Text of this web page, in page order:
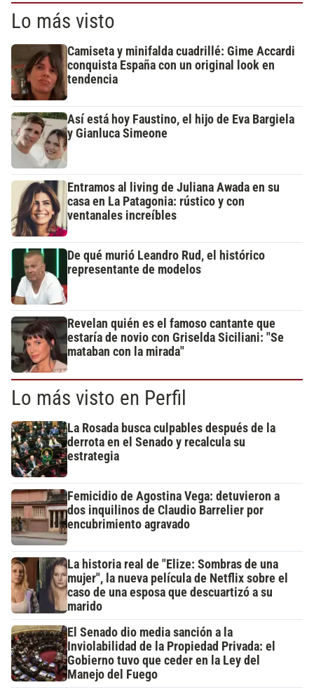
Lo más visto
Camiseta y minifalda cuadrillé: Gime Accardi
conquista España con un original look en
tendencia
Así está hoy Faustino, el hijo de Eva Bargiela
y Gianluca Simeone
Entramos al living de Juliana Awada en su
casa en La Patagonia: rústico y con
ventanales increíbles
De qué murió Leandro Rud, el histórico
representante de modelos
Revelan quién es el famoso cantante que
estaría de novio con Griselda Siciliani: "Se
mataban con la mirada"
Lo más visto en Perfil
La Rosada busca culpables después de la
derrota en el Senado y recalcula su
estrategia
Femicidio de Agostina Vega: detuvieron a
dos inquilinos de Claudio Barrelier por
encubrimiento agravado
La historia real de "Elize: Sombras de una
mujer", la nueva película de Netflix sobre el
caso de una esposa que descuartizó a su
marido
El Senado dio media sanción a la
Inviolabilidad de la Propiedad Privada: el
Gobierno tuvo que ceder en la Ley del
Manejo del Fuego